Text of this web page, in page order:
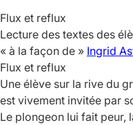
Flux et reflux
Lecture des textes des
« à la façon de » Ingrid
Flux et reflux
Une élève sur la rive du
est vivement invitée par
Le plongeon lui fait peur,